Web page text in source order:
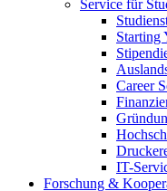
Service für
Starting
Career
IT-
Forschung &